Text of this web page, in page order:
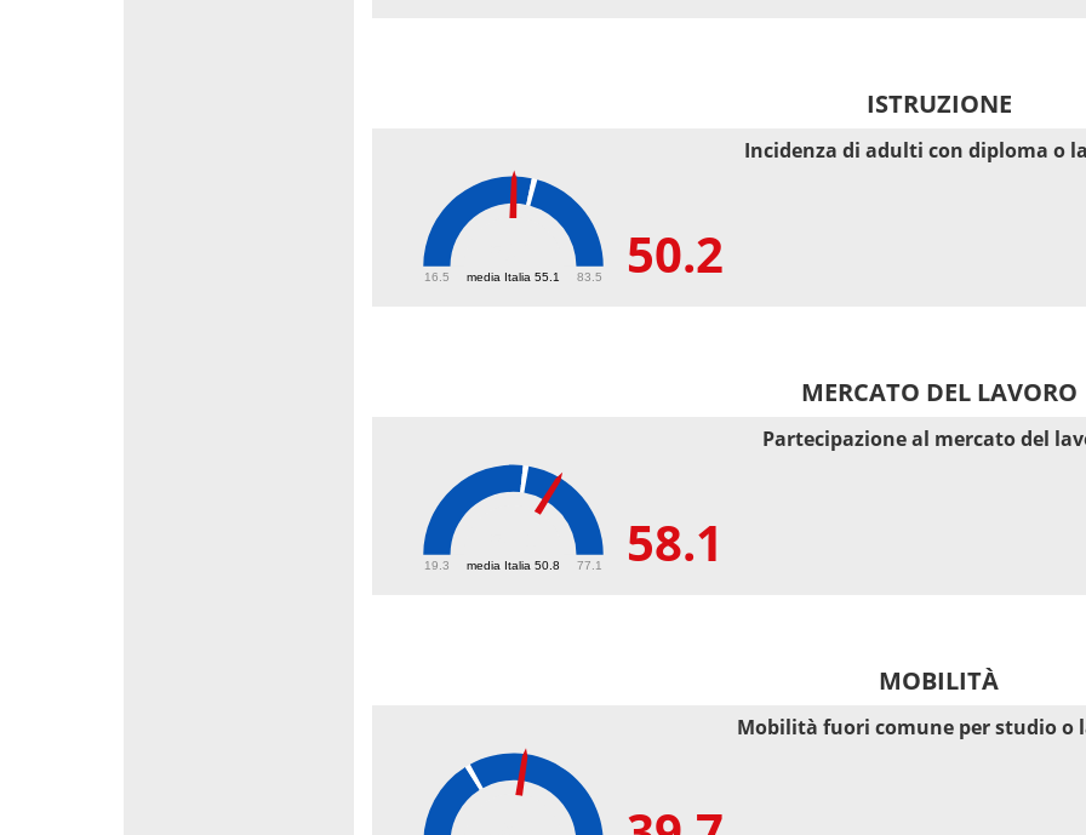
ISTRUZIONE
media Italia 55.1
16.5 83.5 50.2
Incidenza di adulti con diploma o
MERCATO DEL LAVORO
media Italia 50.8
19.3 77.1 58.1
Partecipazione al mercato del
MOBILITÀ
Mobilità fuori comune per studio o